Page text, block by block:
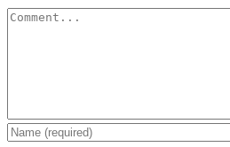
Comment